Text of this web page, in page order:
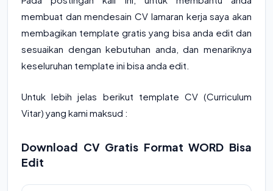
membuat dan mendesain CV lamaran kerja saya akan
membagikan template gratis yang bisa anda edit dan
sesuaikan dengan kebutuhan anda, dan menariknya
keseluruhan template ini bisa anda edit.
Untuk lebih jelas berikut template CV (Curriculum
Vitar) yang kami maksud :
Download CV Gratis Format WORD Bisa
Edit